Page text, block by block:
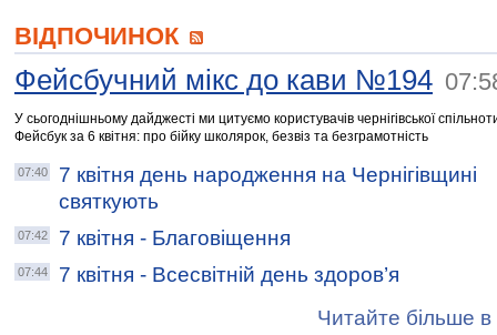
ВІДПОЧИНОК
Фейсбучний мікс до кави №194
У сьогоднішньому дайджесті ми цитуємо користувачів чернігівської
Фейсбук за 6 квітня: про бійку школярок, безвіз та безграмотність
07:40
7 квітня день народження на Чернігівщині
святкують
07:42 7 квітня - Благовіщення
07:44
7 квітня - Всесвітній день здоров’я
Читайте більше в